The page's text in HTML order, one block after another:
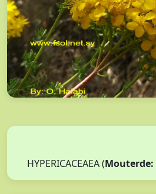
Mouterde: